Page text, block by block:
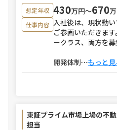
想定年収 430万円〜670
仕事内容 入社後は、現状動
ご参画いただきま
ークラス、両方を募
開発体制⋯もっと見
東証プライム市場上場の不
担当